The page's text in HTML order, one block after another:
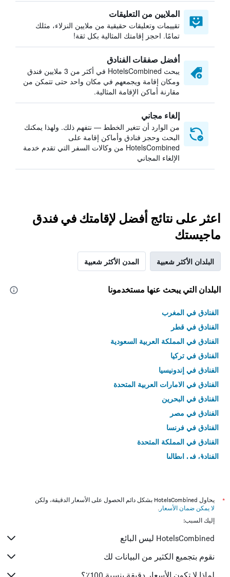
الملايين من التعليقات
تقييمات وتعليقات حقيقية من ملايين النزلاء، مثلك
تمامًا. احجز إقامتك المثالية بكل ثقة!
أفضل صفقات الفنادق
يبحث HotelsCombined في أكثر من 3 ملايين فندق
ومكان إقامة ويجمعهم في مكان واحد حتى تتمكن من
مقارنة أماكن الإقامة المثالية.
إلغاء مجاني
من الوارد أن تتغير الخطط — نتفهم ذلك. ولهذا يمكنك
البحث وحجز فنادق وأماكن إقامة على
HotelsCombined من وكالات السفر التي تقدم خدمة
الإلغاء المجاني
اعثر على نتائج أفضل لإقامتك في فندق
ماجيستك
البلدان الأكثر شعبية المدن الأكثر شعبية
البلدان التي يبحث عنها مستخدمونا
الفنادق في المغرب
الفنادق في قطر
الفنادق في المملكة العربية السعودية
الفنادق في تركيا
الفنادق في إندونيسيا
الفنادق في الامارات العربية المتحدة
الفنادق في البحرين
الفنادق في مصر
الفنادق في فرنسا
الفنادق في المملكة المتحدة
الفنادق في إيطاليا
*
يحاول HotelsCombined بشكل دائم الحصول على الأسعار الدقيقة، ولكن
لا يمكن ضمان الأسعار .
إليك السبب:
HotelsCombined ليس البائع
نقوم بتجميع الكثير من البيانات لك
لماذا لا تكون الأسعار دقيقة بنسبة 100٪؟